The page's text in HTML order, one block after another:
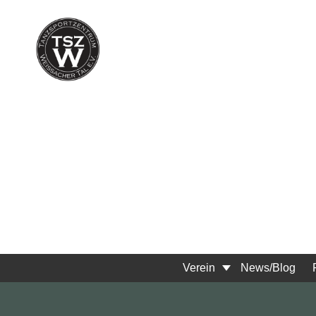
Verein News/Blog